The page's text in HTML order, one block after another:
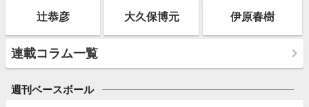
辻恭彦 大久保博元 伊原春樹
連載コラム一覧
週刊ベースボール